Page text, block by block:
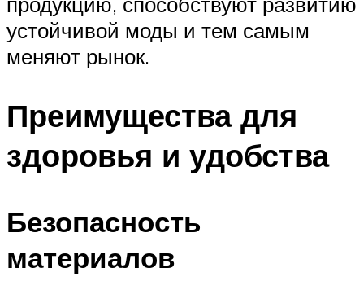
устойчивой моды и тем самым
меняют рынок.
Преимущества для
здоровья и удобства
Безопасность
материалов